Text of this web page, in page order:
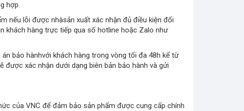
hợp.
nếu lỗi được nhàsản xuất xác nhận đủ điều kiện đổi
khách hàng trực tiếp qua số hotline hoặc Zalo như
bảo hànhvới khách hàng trong vòng tối đa 48h kể từ
được xác nhận dưới dạng biên bản bảo hành và gửi
của VNC để đảm bảo sản phẩm được cung cấp chính